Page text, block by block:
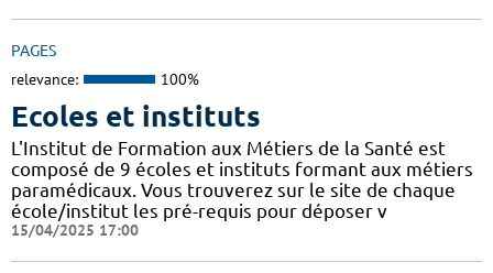
PAGES
relevance: 100%
Ecoles et instituts
L'Institut de Formation aux Métiers de la Santé est
composé de 9 écoles et instituts formant aux métiers
paramédicaux. Vous trouverez sur le site de chaque
école/institut les pré-requis pour déposer v
15/04/2025 17:00